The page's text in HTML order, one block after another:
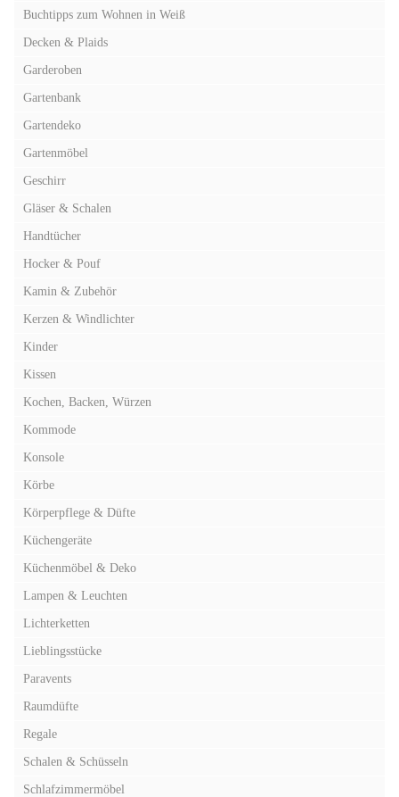
Buchtipps zum Wohnen in Weiß
Decken & Plaids
Garderoben
Gartenbank
Gartendeko
Gartenmöbel
Geschirr
Gläser & Schalen
Handtücher
Hocker & Pouf
Kamin & Zubehör
Kerzen & Windlichter
Kinder
Kissen
Kochen, Backen, Würzen
Kommode
Konsole
Körbe
Körperpflege & Düfte
Küchengeräte
Küchenmöbel & Deko
Lampen & Leuchten
Lichterketten
Lieblingsstücke
Paravents
Raumdüfte
Regale
Schalen & Schüsseln
Schlafzimmermöbel